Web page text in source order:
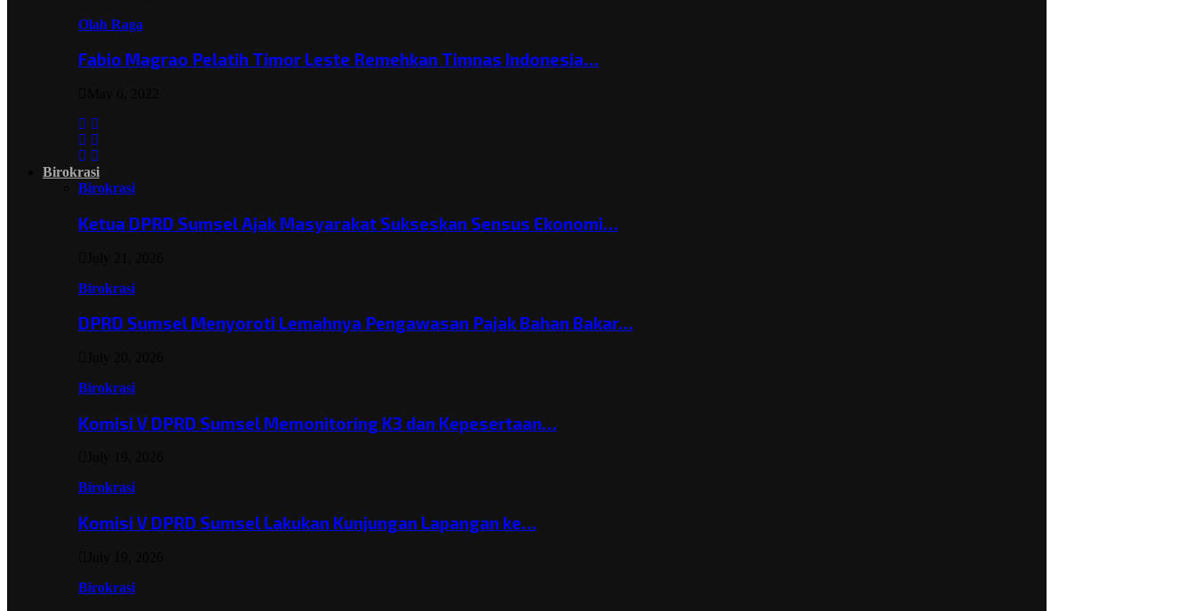
Olah Raga
Fabio Magrao Pelatih Timor Leste Remehkan Timnas Indonesia…
Birokrasi
Birokrasi
Ketua DPRD Sumsel Ajak Masyarakat Sukseskan Sensus Ekonomi…
Birokrasi
DPRD Sumsel Menyoroti Lemahnya Pengawasan Pajak Bahan Bakar…
Birokrasi
Komisi V DPRD Sumsel Memonitoring K3 dan Kepesertaan…
Birokrasi
Komisi V DPRD Sumsel Lakukan Kunjungan Lapangan ke…
Birokrasi